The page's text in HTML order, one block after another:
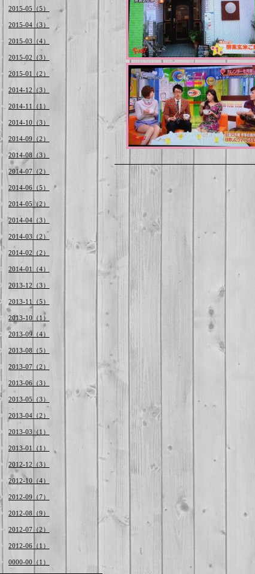
2015-05（5）
2015-04（3）
2015-03（4）
2015-02（3）
2015-01（2）
2014-12（3）
2014-11（1）
2014-10（3）
2014-09（2）
2014-08（3）
2014-07（2）
2014-06（5）
2014-05（2）
2014-04（3）
2014-03（2）
2014-02（2）
2014-01（4）
2013-12（3）
2013-11（5）
2013-10（1）
2013-09（4）
2013-08（5）
2013-07（2）
2013-06（3）
2013-05（3）
2013-04（2）
2013-03（1）
2013-01（1）
2012-12（3）
2012-10（4）
2012-09（7）
2012-08（9）
2012-07（2）
2012-06（1）
0000-00（1）